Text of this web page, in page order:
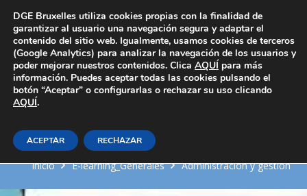
Área Privada
Integración de documentos
profesionales en la web.
Inicio E-learning_Generales Administración y gestión
DGE Bruxelles utiliza cookies propias con la finalidad de
garantizar al usuario una navegación segura y adaptar el
contenido del sitio web. Igualmente, usamos cookies de terceros
(Google Analytics) para analizar la navegación de los usuarios y
poder mejorar nuestros contenidos. Clica AQUÍ para más
información. Puedes aceptar todas las cookies pulsando el
botón “Aceptar” o configurarlas o rechazar su uso clicando
AQUÍ.
ACEPTAR RECHAZAR